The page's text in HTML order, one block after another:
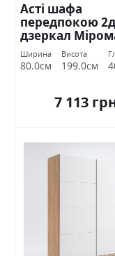
Асті шафа
передпокою
дзеркал
Ширина
80.0см
Висота
199.0см
7 113